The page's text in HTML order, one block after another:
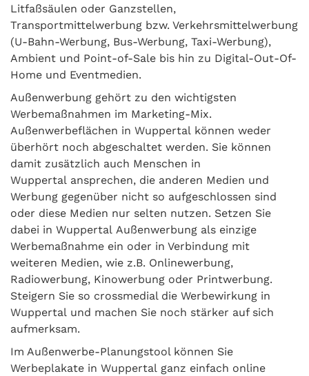
Litfaßsäulen oder Ganzstellen,
Transportmittelwerbung bzw. Verkehrsmittelwerbung
(U-Bahn-Werbung, Bus-Werbung, Taxi-Werbung),
Ambient und Point-of-Sale bis hin zu Digital-Out-Of-
Home und Eventmedien.
Außenwerbung gehört zu den wichtigsten
Werbemaßnahmen im Marketing-Mix.
Außenwerbeflächen in Wuppertal können weder
überhört noch abgeschaltet werden. Sie können
damit zusätzlich auch Menschen in
Wuppertal ansprechen, die anderen Medien und
Werbung gegenüber nicht so aufgeschlossen sind
oder diese Medien nur selten nutzen. Setzen Sie
dabei in Wuppertal Außenwerbung als einzige
Werbemaßnahme ein oder in Verbindung mit
weiteren Medien, wie z.B. Onlinewerbung,
Radiowerbung, Kinowerbung oder Printwerbung.
Steigern Sie so crossmedial die Werbewirkung in
Wuppertal und machen Sie noch stärker auf sich
aufmerksam.
Im Außenwerbe-Planungstool können Sie
Werbeplakate in Wuppertal ganz einfach online